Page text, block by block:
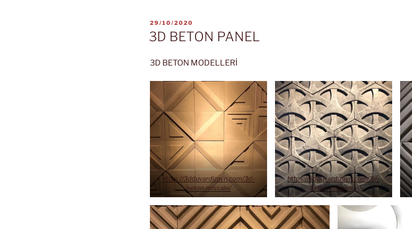
YAYIM
TARIHI
29/10/2020
3D BETON PANEL
3D BETON MODELLERİ
https://3dduvardizayn.com/3d-
beton-miscale/
https://3dduvardizayn.com/3d-
beton-esagono/